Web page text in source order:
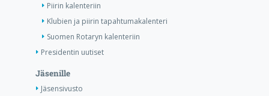
Piirin kalenteriin
Klubien ja piirin tapahtumakalenteri
Suomen Rotaryn kalenteriin
Presidentin uutiset
Jäsenille
Jäsensivusto